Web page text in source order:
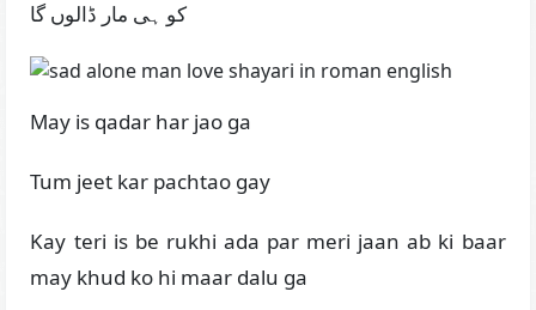
کو ہی مار ڈالوں گا
May is qadar har jao ga
Tum jeet kar pachtao gay
Kay teri is be rukhi ada par meri jaan ab ki baar
may khud ko hi maar dalu ga